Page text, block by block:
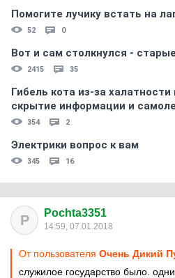
Помогите лучику встать на
52 0
Вот и сам столкнулся -
2415 35
Гибель кота из-за
скрытиe информации и
354 2
Электрики вопрос к вам
345 16
P Pochta3351
14:59, 07.01.2018
От пользователя Очень Дикий
служилое государство было.